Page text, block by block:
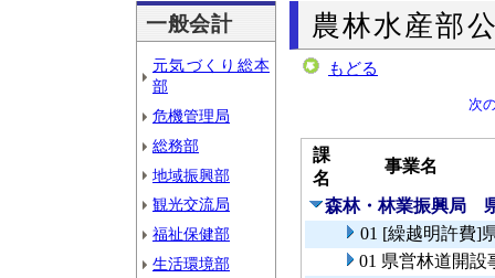
一般会計
元気づくり総本
部
危機管理局
総務部
地域振興部
観光交流局
福祉保健部
生活環境部
農林水産部
もどる
次
課
名
事業名
森林・林業振興局
01 [繰越明許費]
01 県営林道開設